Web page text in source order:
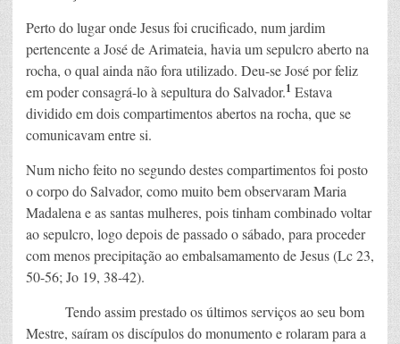
Perto do lugar onde Jesus foi crucificado, num jardim
pertencente a José de Arimateia, havia um sepulcro aberto na
rocha, o qual ainda não fora utilizado. Deu-se José por feliz
em poder consagrá-lo à sepultura do Salvador.1 Estava
dividido em dois compartimentos abertos na rocha, que se
comunicavam entre si.
Num nicho feito no segundo destes compartimentos foi posto
o corpo do Salvador, como muito bem observaram Maria
Madalena e as santas mulheres, pois tinham combinado voltar
ao sepulcro, logo depois de passado o sábado, para proceder
com menos precipitação ao embalsamamento de Jesus (Lc 23,
50-56; Jo 19, 38-42).
Tendo assim prestado os últimos serviços ao seu bom
Mestre, saíram os discípulos do monumento e rolaram para a